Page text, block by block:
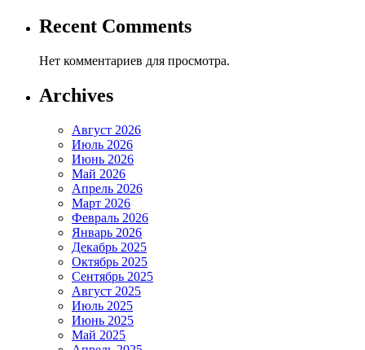
Recent Comments
Нет комментариев для просмотра.
Archives
Август 2026
Июль 2026
Июнь 2026
Май 2026
Апрель 2026
Март 2026
Февраль 2026
Январь 2026
Декабрь 2025
Октябрь 2025
Сентябрь 2025
Август 2025
Июль 2025
Июнь 2025
Май 2025